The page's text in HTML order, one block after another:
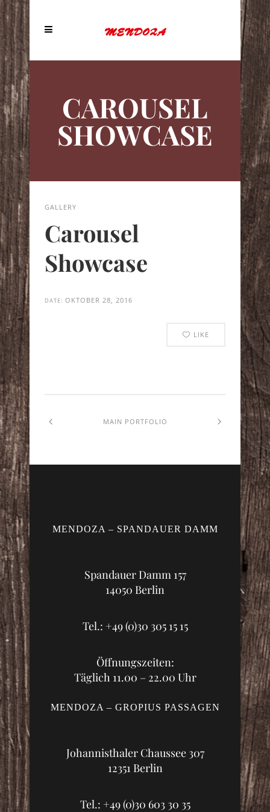
CAROUSEL
SHOWCASE
GALLERY
Carousel
Showcase
DATE: OKTOBER 28, 2016
LIKE
MAIN PORTFOLIO
MENDOZA – SPANDAUER DAMM
Spandauer Damm 157
14050 Berlin
Tel.: +49 (0)30 305 15 15
Öffnungszeiten:
Täglich 11.00 – 22.00 Uhr
MENDOZA – GROPIUS PASSAGEN
Johannisthaler Chaussee 307
12351 Berlin
Tel.: +49 (0)30 603 30 35